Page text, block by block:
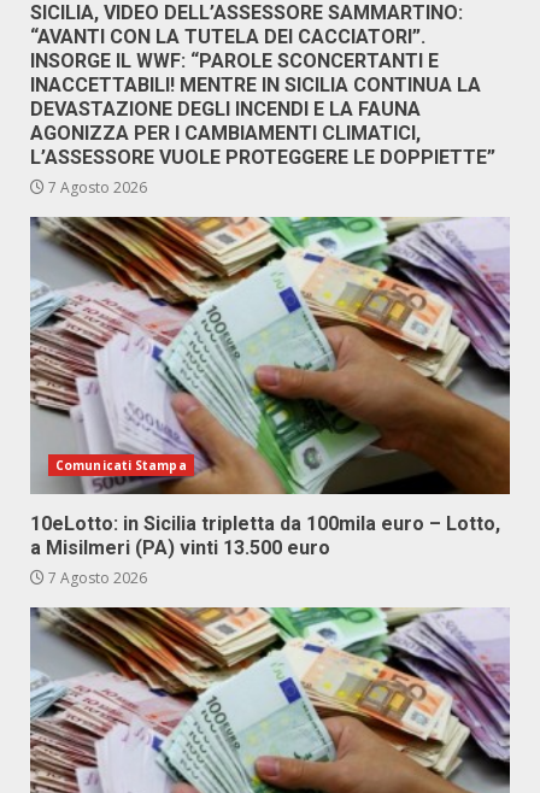
SICILIA, VIDEO DELL’ASSESSORE SAMMARTINO:
“AVANTI CON LA TUTELA DEI CACCIATORI”.
INSORGE IL WWF: “PAROLE SCONCERTANTI E
INACCETTABILI! MENTRE IN SICILIA CONTINUA LA
DEVASTAZIONE DEGLI INCENDI E LA FAUNA
AGONIZZA PER I CAMBIAMENTI CLIMATICI,
L’ASSESSORE VUOLE PROTEGGERE LE DOPPIETTE”
7 Agosto 2026
Comunicati Stampa
10eLotto: in Sicilia tripletta da 100mila euro – Lotto,
a Misilmeri (PA) vinti 13.500 euro
7 Agosto 2026